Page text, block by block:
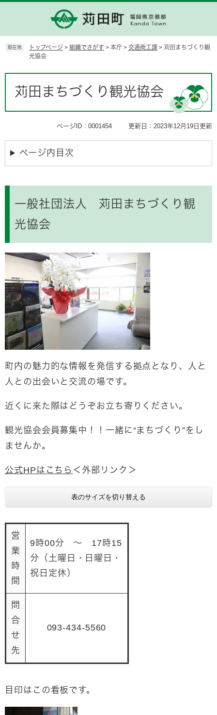
の
す。
ー
し
現在地 トップページ > 組織でさがす > 本庁 > 交通商工課 > 苅田まちづくり観
光協会
苅田まちづくり観光協会
ページID：0001454 更新日：2023年12月19日更新
ページ内目次
一般社団法人 苅田まちづくり観
光協会
町内の魅力的な情報を発信する拠点となり、人と
人との出会いと交流の場です。
近くに来た際はどうぞお立ち寄りください。
観光協会会員募集中！！一緒に“まちづくり”をし
ませんか。
公式HPはこちら ＜外部リンク＞
表のサイズを切り替える
営
業
時
間
9時00分 ～ 17時15
分（土曜日・日曜日・
祝日定休）
問
合
せ
先
093-434-5560
目印はこの看板です。